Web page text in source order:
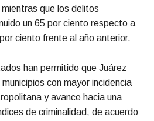
que los delitos
un 65 por ciento respecto a
ciento frente al año anterior.
han permitido que Juárez
con mayor incidencia
y avance hacia una
de criminalidad, de acuerdo